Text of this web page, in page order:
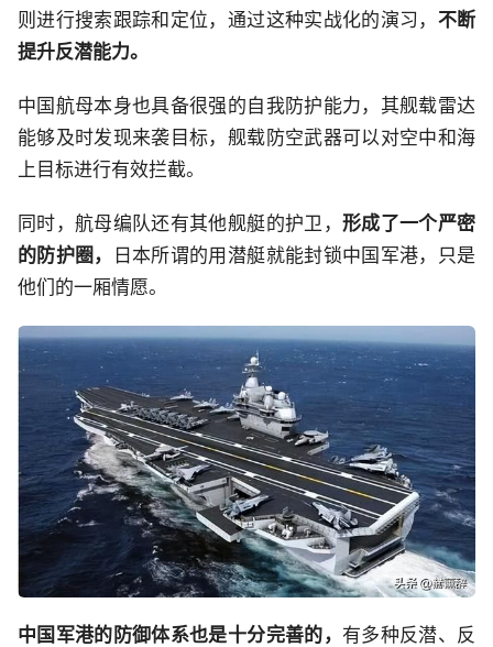
则进行搜索跟踪和定位，通过这种实战化的演习， 不断
提升反潜能力。
中国航母本身也具备很强的自我防护能力，其舰载雷达
能够及时发现来袭目标，舰载防空武器可以对空中和海
上目标进行有效拦截。
同时，航母编队还有其他舰艇的护卫， 形成了一个严密
的防护圈，
日本所谓的用潜艇就能封锁中国军港，只是
他们的一厢情愿。
中国军港的防御体系也是十分完善的， 有多种反潜、反